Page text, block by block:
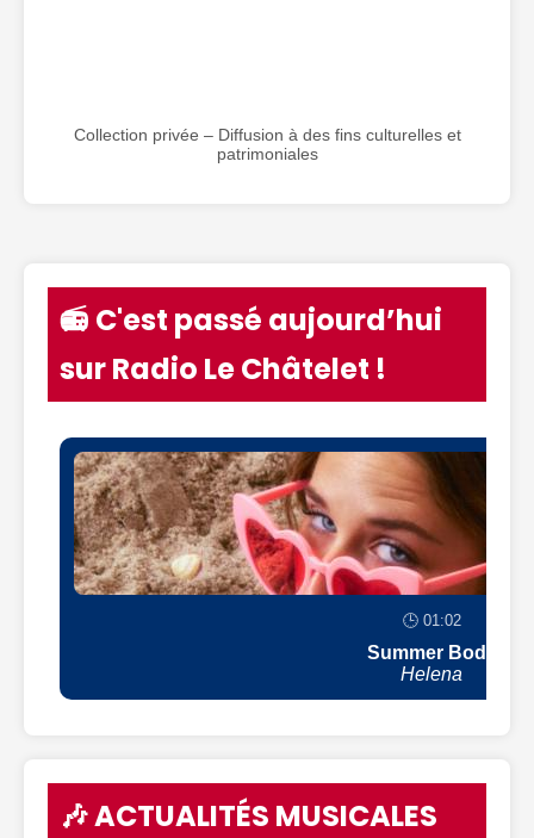
Collection privée – Diffusion à des fins culturelles et
patrimoniales
📻 C'est passé aujourd’hui
sur Radio Le Châtelet !
🕒 01:02
Summer Body
Helena
🎶 ACTUALITÉS MUSICALES